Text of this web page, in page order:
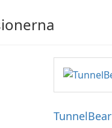
TunnelBear